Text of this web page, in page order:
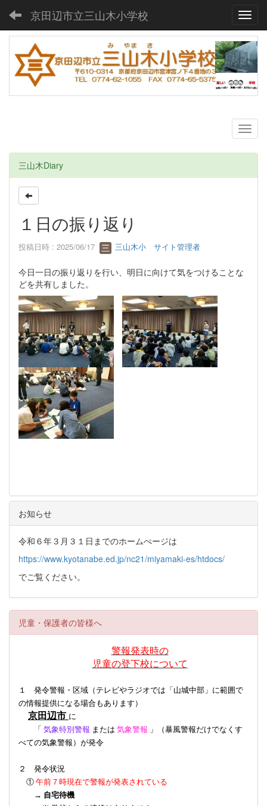
京田辺市立三山木小学校
三山木Diary
１日の振り返り
投稿日時 : 2025/06/17 三山木小 サイト管理者
今日一日の振り返りを行い、明日に向けて気をつけることな
どを共有しました。
お知らせ
令和６年３月３１日までのホームぺージは
https://www.kyotanabe.ed.jp/nc21/miyamaki-es/htdocs/
でご覧ください。
児童・保護者の皆様へ
警報発表時の
児童の登下校について
１ 発令警報・区域（テレビやラジオでは「山城中部」に範囲で
の情報提供になる場合もあります）
京田辺市 に
「 気象特別警報 または 気象警報 」（暴風警報だけでなくす
べての気象警報） が発令
２ 発令状況
① 午前７時現在で警報が発表されている
→ 自宅待機